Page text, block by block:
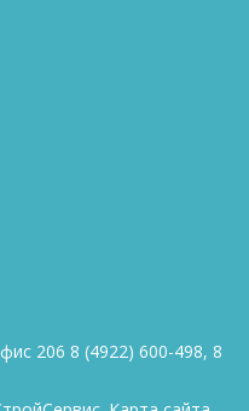
206 8 (4922) 600-498, 8